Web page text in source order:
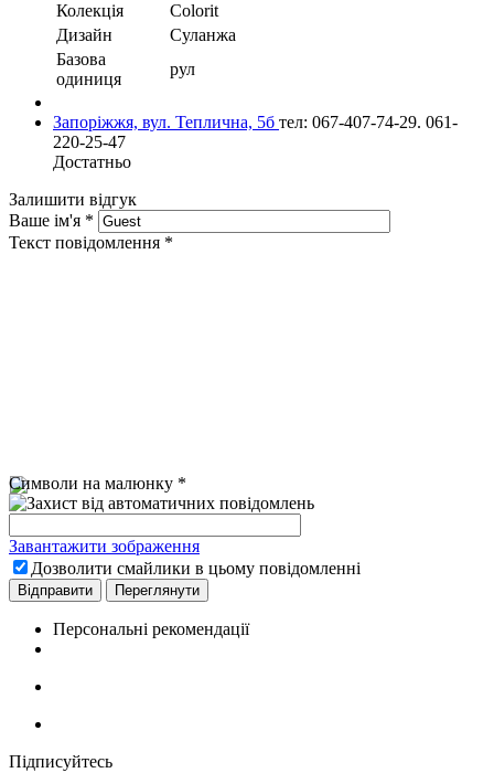
Колекція
Colorit
Дизайн
Суланжа
Базова
одиниця
рул
Запоріжжя, вул. Теплична, 5б тел: 067-407-74-29. 061-
220-25-47
Достатньо
Залишити відгук
Ваше ім'я *
Текст повідомлення *
Символи на малюнку *
Завантажити зображення
Дозволити смайлики в цьому повідомленні
Персональні рекомендації
Підписуйтесь